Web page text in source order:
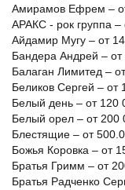
Амирамов Ефрем –
АРАКС - рок группа –
Айдамир Мугу – от
Бандера Андрей –
Балаган Лимитед –
Беликов Сергей – от
Белый день – от 120
Белый орел – от 200
Блестящие – от
Божья Коровка – от
Братья Гримм – от
Братья Радченко